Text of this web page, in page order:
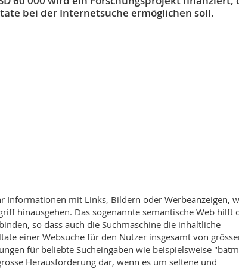
bei der Internetsuche ermöglichen soll.
mit Links, Bildern oder Werbeanzeigen,
hinausgehen. Das sogenannte semantische Web hilft
so dass auch die Suchmaschine die inhaltliche
einer Websuche für den Nutzer insgesamt von
für beliebte Sucheingaben wie beispielsweise
Herausforderung dar, wenn es um seltene und